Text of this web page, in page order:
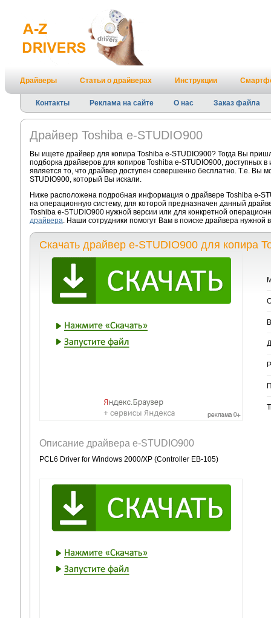
Драйверы Статьи о драйверах Инструкции
Контакты Реклама на сайте О нас Заказ файла
Драйвер Toshiba e-STUDIO900
Вы ищете драйвер для копира Toshiba e-STUDIO900? Тогда Вы
подборка драйверов для копиров Toshiba e-STUDIO900,
является то, что драйвер доступен совершенно бесплатно. Т.е. Вы
STUDIO900, который Вы искали.
Ниже расположена подробная информация о драйвере Toshiba e-
на операционную систему, для которой предназначен данный
Toshiba e-STUDIO900 нужной версии или для конкретной
драйвера. Наши сотрудники помогут Вам в поиске драйвера
Скачать драйвер e-STUDIO900 для копира
Описание драйвера e-STUDIO900
PCL6 Driver for Windows 2000/XP (Controller EB-105)